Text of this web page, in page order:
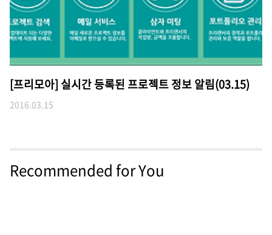
[프리모아] 실시간 등록된 프로젝트 정보 알림(03.15)
2016.03.15
Recommended for You